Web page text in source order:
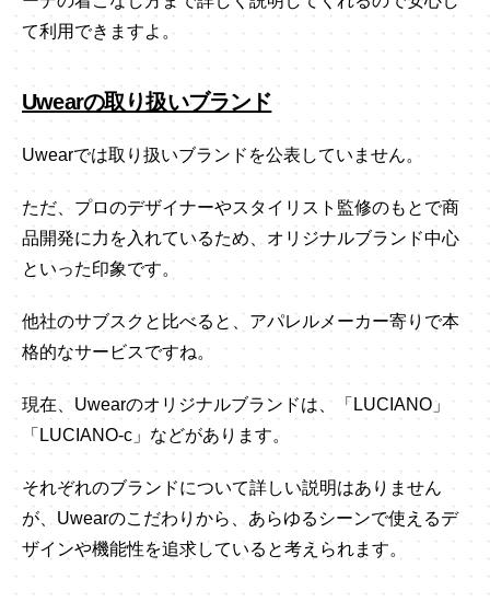
て利用できますよ。
Uwearの取り扱いブランド
Uwearでは取り扱いブランドを公表していません。
ただ、プロのデザイナーやスタイリスト監修のもとで商
品開発に力を入れているため、オリジナルブランド中心
といった印象です。
他社のサブスクと比べると、アパレルメーカー寄りで本
格的なサービスですね。
現在、Uwearのオリジナルブランドは、「LUCIANO」
「LUCIANO-c」などがあります。
それぞれのブランドについて詳しい説明はありません
が、Uwearのこだわりから、あらゆるシーンで使えるデ
ザインや機能性を追求していると考えられます。